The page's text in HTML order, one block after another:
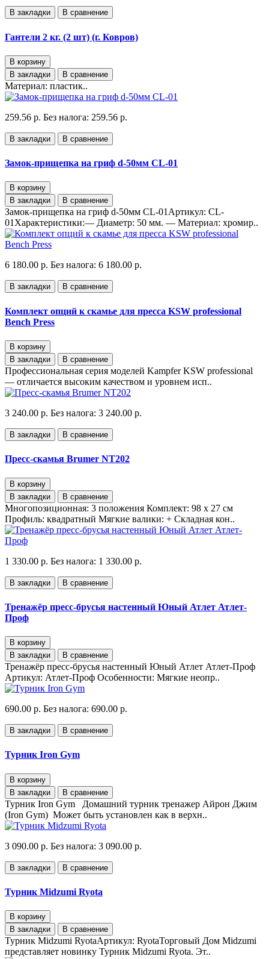
В закладки В сравнение
Гантели 2 кг. (2 шт) (г. Ковров)
В корзину
В закладки
В сравнение
Материал: пластик..
259.56 р. Без налога: 259.56 р.
В закладки В сравнение
Замок-прищепка на гриф d-50мм CL-01
В корзину
В закладки
В сравнение
Замок-прищепка на гриф d-50мм CL-01Артикул: CL-
01Характеристики:— Диаметр: 50 мм. — Материал: хромир..
6 180.00 р. Без налога: 6 180.00 р.
В закладки В сравнение
Комплект опций к скамье для пресса KSW professional
Bench Press
В корзину
В закладки
В сравнение
Профессиональная серия моделей Kampfer KSW professional
— отличается высоким качеством и уровнем исп..
3 240.00 р. Без налога: 3 240.00 р.
В закладки В сравнение
Пресс-скамья Brumer NT202
В корзину
В закладки
В сравнение
Многопозиционная: 3 положения Комплект: 98 х 27 см
Профиль: квадратный Мягкие валики: + Складная кон..
1 330.00 р. Без налога: 1 330.00 р.
В закладки В сравнение
Тренажёр пресс-брусья настенный Юный Атлет Атлет-
Проф
В корзину
В закладки
В сравнение
Тренажёр пресс-брусья настенный Юный Атлет Атлет-Проф
Артикул: Атлет-Проф Особенности: Мягкие неопр..
690.00 р. Без налога: 690.00 р.
В закладки В сравнение
Турник Iron Gym
В корзину
В закладки
В сравнение
Турник Iron Gym Домашний турник тренажер Айрон Джим
(Iron Gym) Может быть установлен как в верхн..
3 090.00 р. Без налога: 3 090.00 р.
В закладки В сравнение
Турник Midzumi Ryota
В корзину
В закладки
В сравнение
Турник Midzumi RyotaАртикул: RyotaТорговый Дом Midzumi
представляет новинку Турник Midzumi Ryota. Эт..